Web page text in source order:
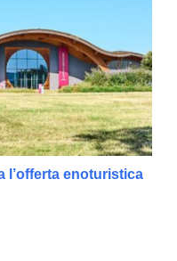
l’offerta enoturistica